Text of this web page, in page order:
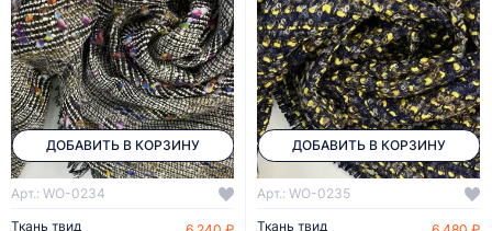
ДОБАВИТЬ В КОРЗИНУ
Арт.: WO-0234
Ткань твид
ДОБАВИТЬ В КОРЗИНУ
Арт.: WO-0235
Ткань твид